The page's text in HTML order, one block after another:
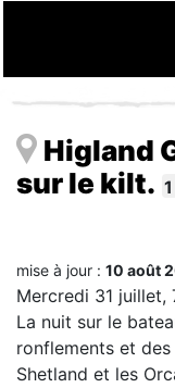
Higland
sur le kilt. 1
mise à jour : 10 août
Mercredi 31 juillet,
La nuit sur le
ronflements et
Shetland et les